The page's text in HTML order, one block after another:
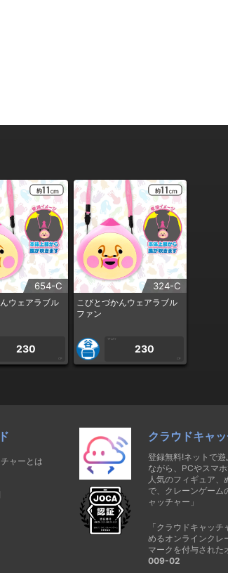
654-C
ウェアラブル
230
CP
324-C
こびとづかんウェアラブル
ファン
1PLAY
230
CP
ャーとは
クラウドキャ
登録無料!ネットで
ながら、PCやスマ
人気のフィギュア
で、クレーンゲーム
ャッチャー」
「クラウドキャッ
めるオンラインクレ
マークを付与された
009-02